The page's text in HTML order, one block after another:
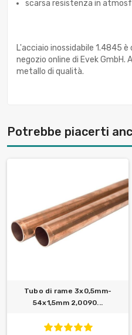
scarsa resistenza in
L'acciaio inossidabile 1.4845
negozio online di Evek
metallo di qualità.
Potrebbe piacerti
Tubo di rame 3x0,5mm-
54x1,5mm 2,0090...